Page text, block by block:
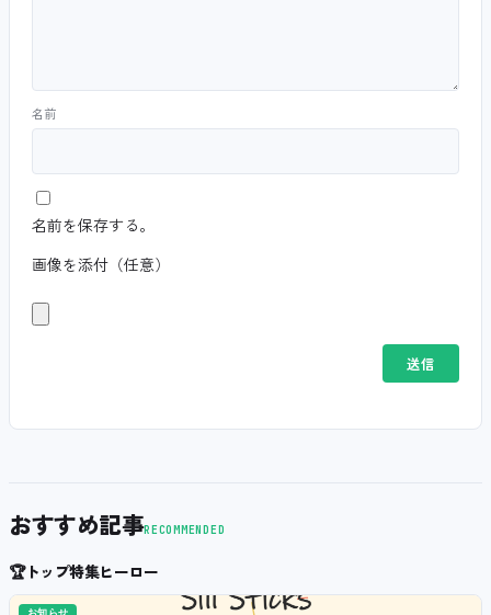
名前
名前を保存する。
画像を添付（任意）
おすすめ記事RECOMMENDED
🏆トップ特集ヒーロー